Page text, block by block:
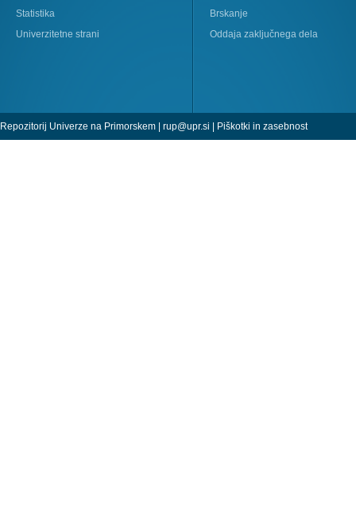
Statistika
Univerzitetne strani
Brskanje
Oddaja zaključnega dela
Repozitorij Univerze na Primorskem | rup@upr.si | Piškotki in zasebnost